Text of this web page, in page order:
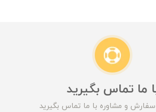
ما تماس بگیرید
و مشاوره با ما تماس بگیرید